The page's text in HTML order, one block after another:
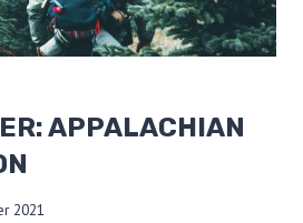
APPALACHIAN
2021